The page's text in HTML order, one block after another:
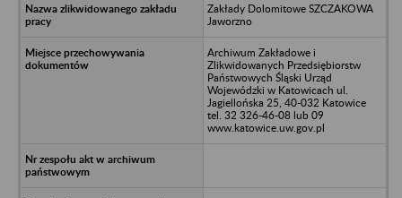
Zakłady Dolomitowe SZCZAKOWA
Jaworzno
Archiwum Zakładowe i
Zlikwidowanych Przedsiębiorstw
Państwowych Śląski Urząd
Wojewódzki w Katowicach ul.
Jagiellońska 25, 40-032 Katowice
tel. 32 326-46-08 lub 09
www.katowice.uw.gov.pl